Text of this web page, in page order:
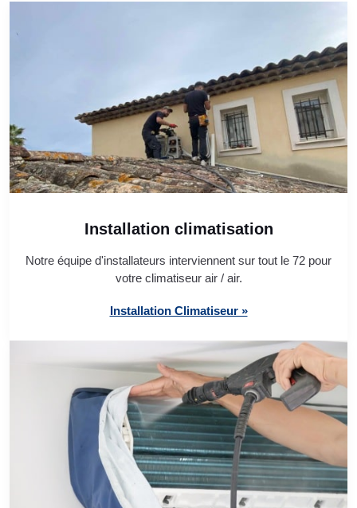
Installation climatisation
Notre équipe d'installateurs interviennent sur tout le 72 pour
votre climatiseur air / air.
Installation Climatiseur »